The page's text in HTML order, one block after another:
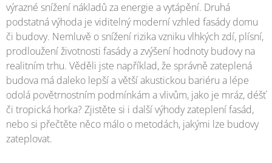
výrazné snížení nákladů za energie a vytápění. Druhá
podstatná výhoda je viditelný moderní vzhled fasády domu
či budovy. Nemluvě o snížení rizika vzniku vlhkých zdí, plísní,
prodloužení životnosti fasády a zvýšení hodnoty budovy na
realitním trhu. Věděli jste například, že správně zateplená
budova má daleko lepší a větší akustickou bariéru a lépe
odolá povětrnostním podmínkám a vlivům, jako je mráz, déšť
či tropická horka? Zjistěte si i další výhody zateplení fasád,
nebo si přečtěte něco málo o metodách, jakými lze budovy
zateplovat.